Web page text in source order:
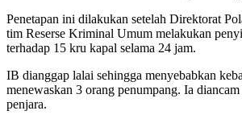
Penetapan ini dilakukan setelah Direktorat
tim Reserse Kriminal Umum melakukan
terhadap 15 kru kapal selama 24 jam.
IB dianggap lalai sehingga menyebabkan
menewaskan 3 orang penumpang. Ia
penjara.